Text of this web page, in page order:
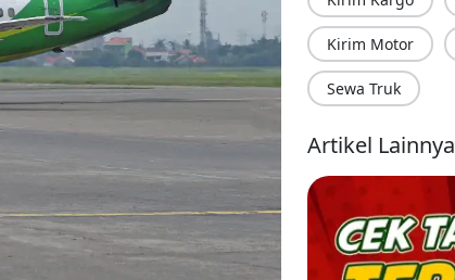
Kirim Motor
Sewa Truk
Artikel Lainnya